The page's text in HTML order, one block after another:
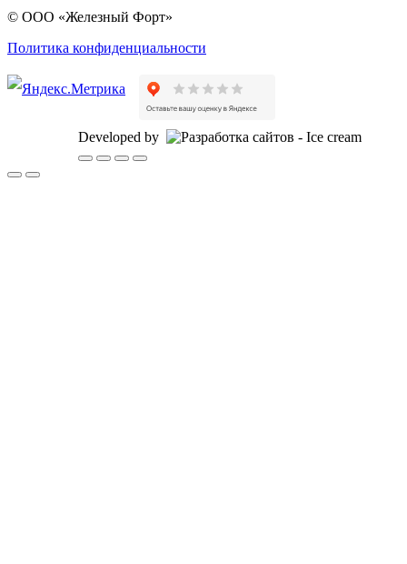
© ООО «Железный Форт»
Политика конфиденциальности
Developed by